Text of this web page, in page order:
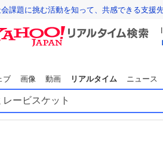
課題に挑む活動を知って、共感できる支援
ブ 画像 動画 リアルタイム ニュース